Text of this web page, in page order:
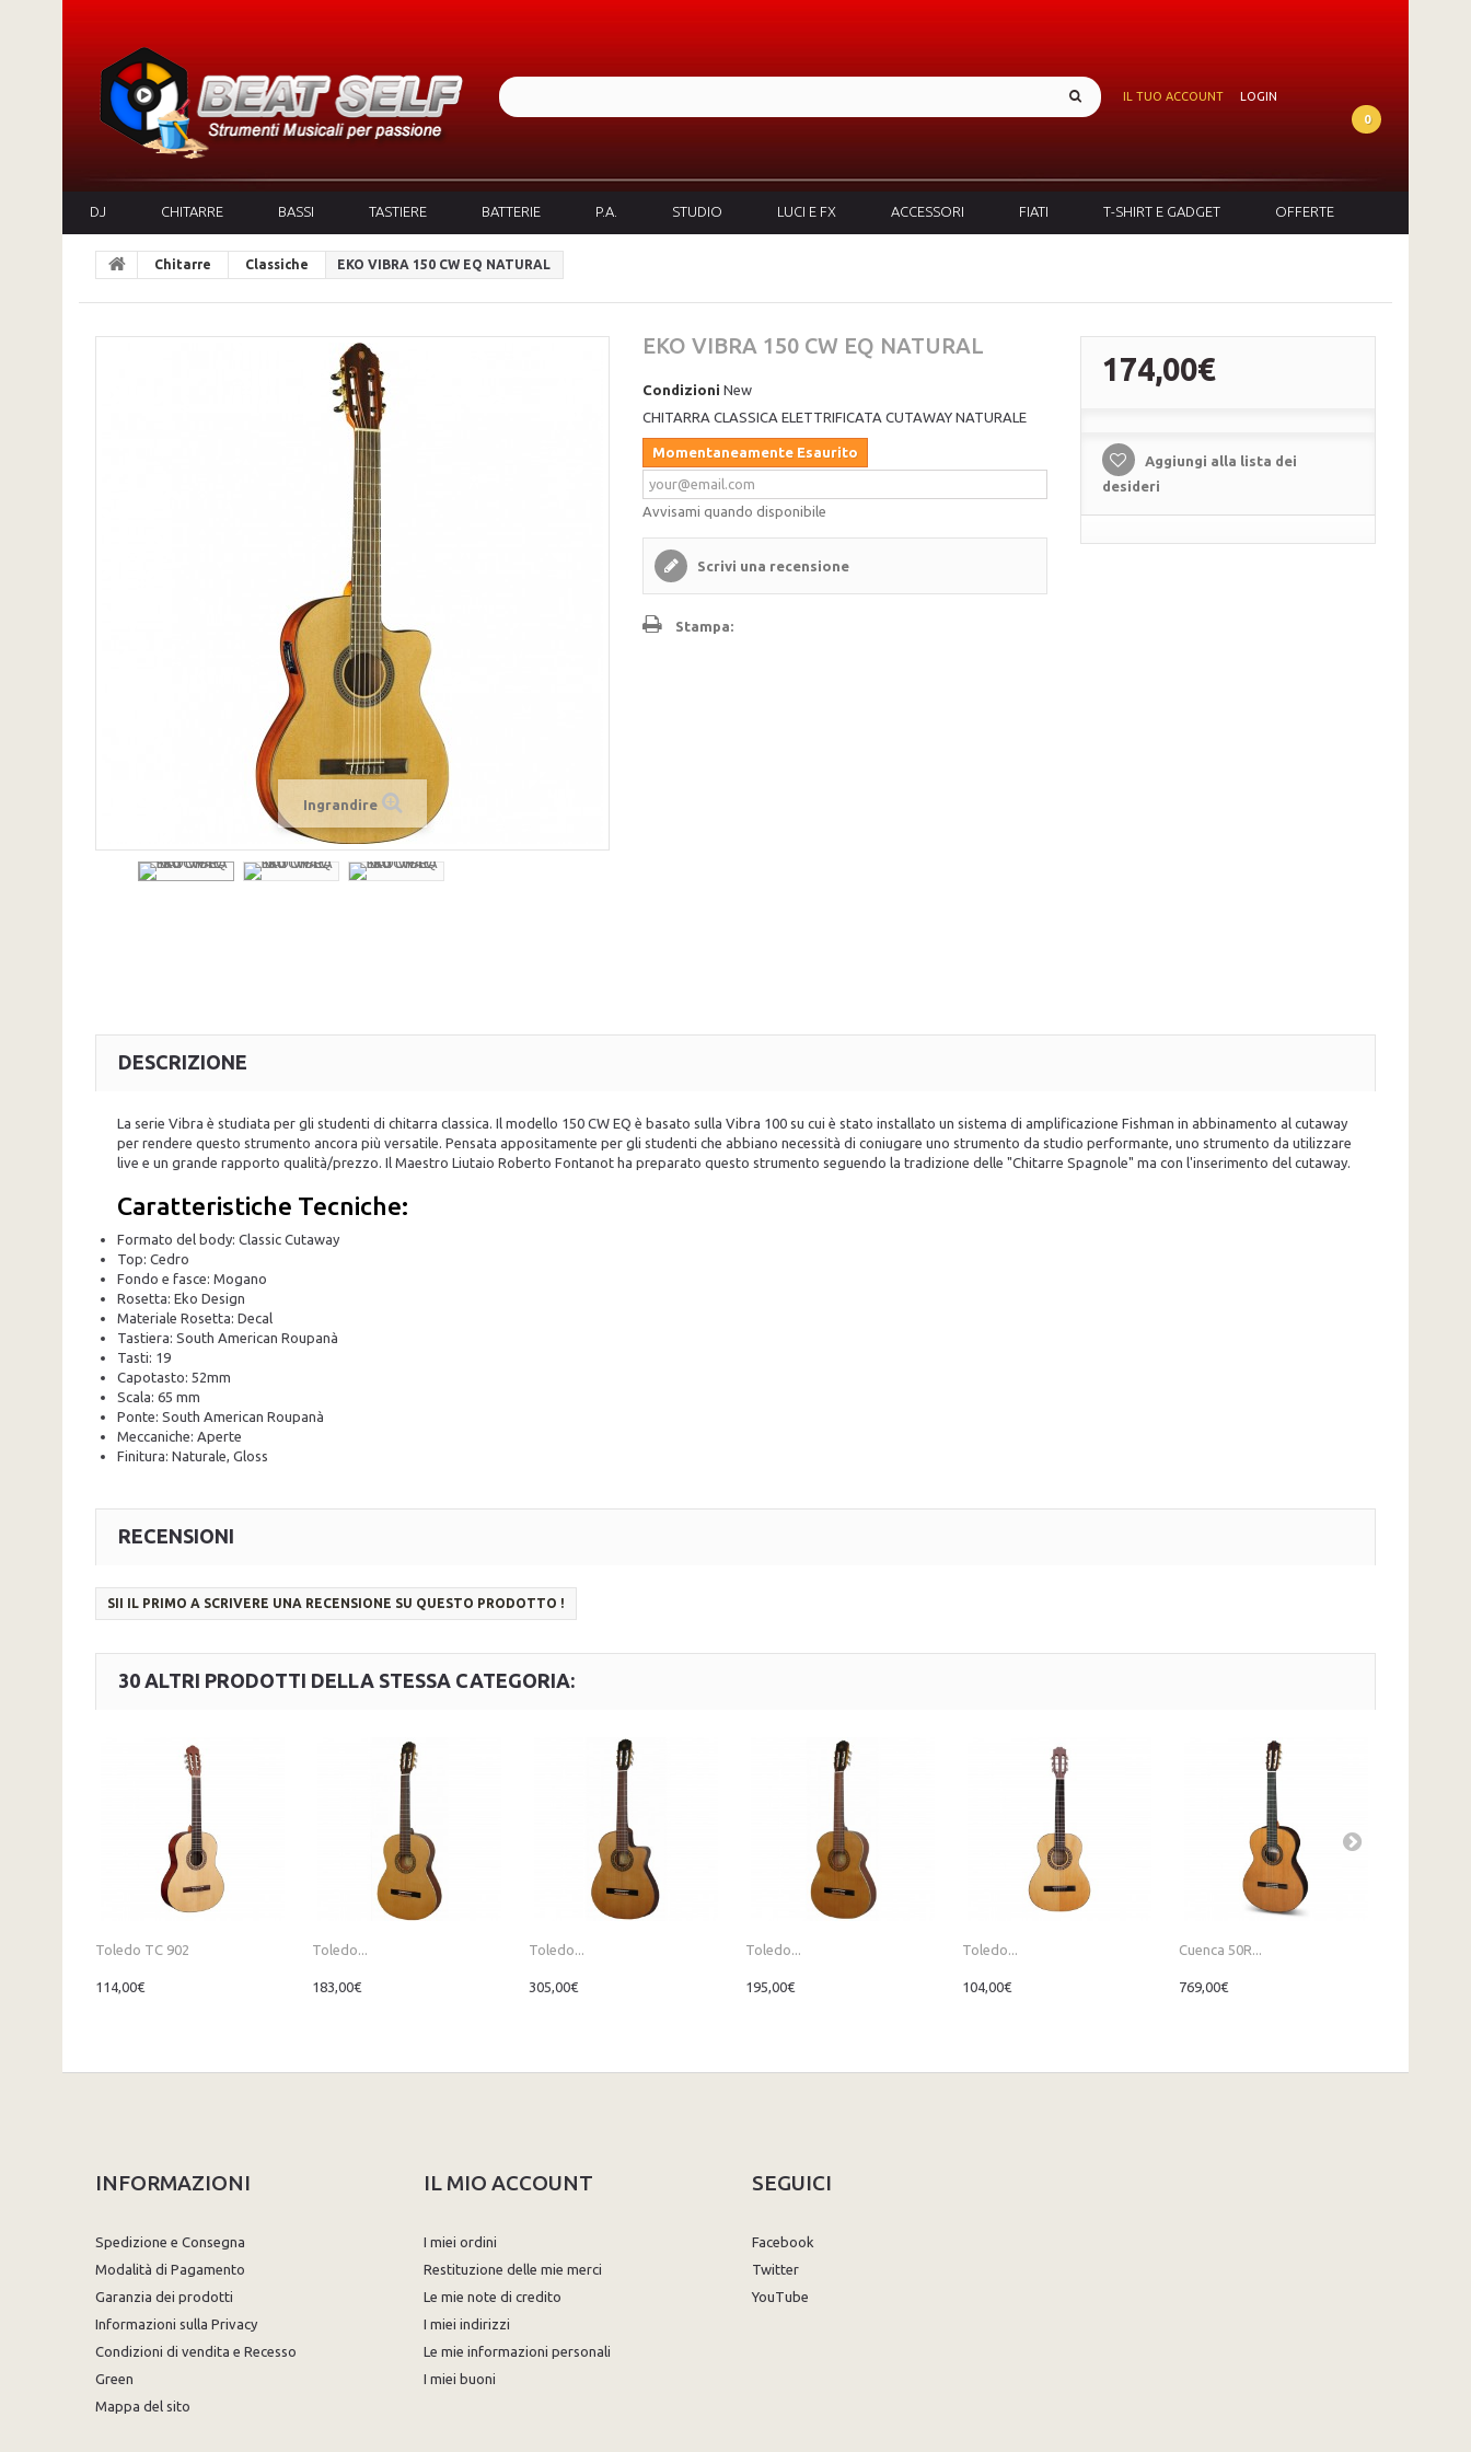
IL TUO ACCOUNT
LOGIN
0
DJ CHITARRE BASSI TASTIERE BATTERIE P.A. STUDIO LUCI E FX ACCESSORI FIATI T-SHIRT E GADGET OFFERTE
Chitarre Classiche EKO VIBRA 150 CW EQ NATURAL
Ingrandire
EKO VIBRA 150 CW EQ NATURAL
Condizioni New
CHITARRA CLASSICA ELETTRIFICATA CUTAWAY NATURALE
Momentaneamente Esaurito
Avvisami quando disponibile
Scrivi una recensione
Stampa:
174,00€
Aggiungi alla lista dei
desideri
DESCRIZIONE
La serie Vibra è studiata per gli studenti di chitarra classica. Il modello 150 CW EQ è basato sulla Vibra 100 su cui è stato installato un sistema di amplificazione Fishman in abbinamento al cutaway
per rendere questo strumento ancora più versatile. Pensata appositamente per gli studenti che abbiano necessità di coniugare uno strumento da studio performante, uno strumento da utilizzare
live e un grande rapporto qualità/prezzo. Il Maestro Liutaio Roberto Fontanot ha preparato questo strumento seguendo la tradizione delle "Chitarre Spagnole" ma con l'inserimento del cutaway.
Caratteristiche Tecniche:
Formato del body: Classic Cutaway
Top: Cedro
Fondo e fasce: Mogano
Rosetta: Eko Design
Materiale Rosetta: Decal
Tastiera: South American Roupanà
Tasti: 19
Capotasto: 52mm
Scala: 65 mm
Ponte: South American Roupanà
Meccaniche: Aperte
Finitura: Naturale, Gloss
RECENSIONI
SII IL PRIMO A SCRIVERE UNA RECENSIONE SU QUESTO PRODOTTO !
30 ALTRI PRODOTTI DELLA STESSA CATEGORIA:
Toledo TC 902
114,00€
Toledo...
183,00€
Toledo...
305,00€
Toledo...
195,00€
Toledo...
104,00€
Cuenca 50R...
769,00€
INFORMAZIONI
Spedizione e Consegna
Modalità di Pagamento
Garanzia dei prodotti
Informazioni sulla Privacy
Condizioni di vendita e Recesso
Green
Mappa del sito
IL MIO ACCOUNT
I miei ordini
Restituzione delle mie merci
Le mie note di credito
I miei indirizzi
Le mie informazioni personali
I miei buoni
SEGUICI
Facebook
Twitter
YouTube